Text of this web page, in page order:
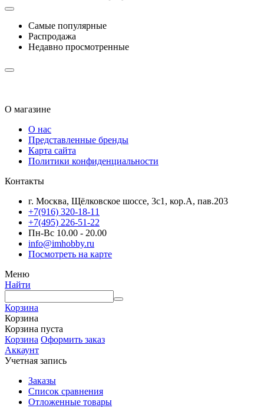
Самые популярные
Распродажа
Недавно просмотренные
О магазине
О нас
Представленные бренды
Карта сайта
Политики конфиденциальности
Контакты
г. Москва, Щёлковское шоссе, 3с1, кор.А, пав.203
+7(916) 320-18-11
+7(495) 226-51-22
Пн-Вс 10.00 - 20.00
info@imhobby.ru
Посмотреть на карте
Меню
Найти
Корзина
Корзина
Корзина пуста
Корзина Оформить заказ
Аккаунт
Учетная запись
Заказы
Список сравнения
Отложенные товары